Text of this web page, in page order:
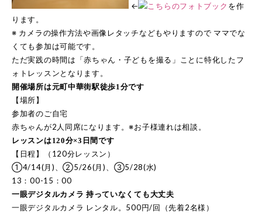
←
を作
ります。
※ カメラの操作方法や画像レタッチなどもやりますので ママでな
くても参加は可能です。
ただ実践の時間は「赤ちゃん・子どもを撮る」ことに特化したフ
ォトレッスンとなります。
開催場所は元町中華街駅徒歩1分です
【場所】
参加者のご自宅
赤ちゃんが2人同席になります。※お子様連れは相談。
レッスンは120分×3日間です
【日程】（120分レッスン）
①4/14(月)、②5/26(月)、③5/28(水)
13：00-15：00
一眼デジタルカメラ 持っていなくても大丈夫
一眼デジタルカメラ レンタル。500円/回（先着2名様）